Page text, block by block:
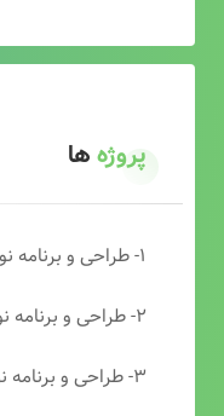
پروژهها
۱- طراحی و برنامه نویسی نرم افزار سجاد (سامانه جامع آموزشی دارالقرآن)
۲- طراحی و برنامه نویسی نرم افزار نیکوکاران
۳- طراحی و برنامه نویسی نرم افزار مددجویان